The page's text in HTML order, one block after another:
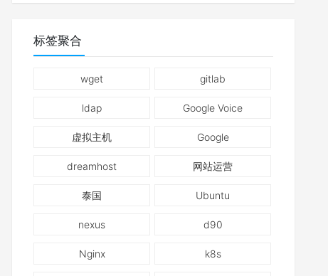
标签聚合
wget gitlab
ldap Google Voice
虚拟主机 Google
dreamhost 网站运营
泰国 Ubuntu
nexus d90
Nginx k8s